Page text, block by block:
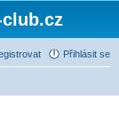
Přihlásit se